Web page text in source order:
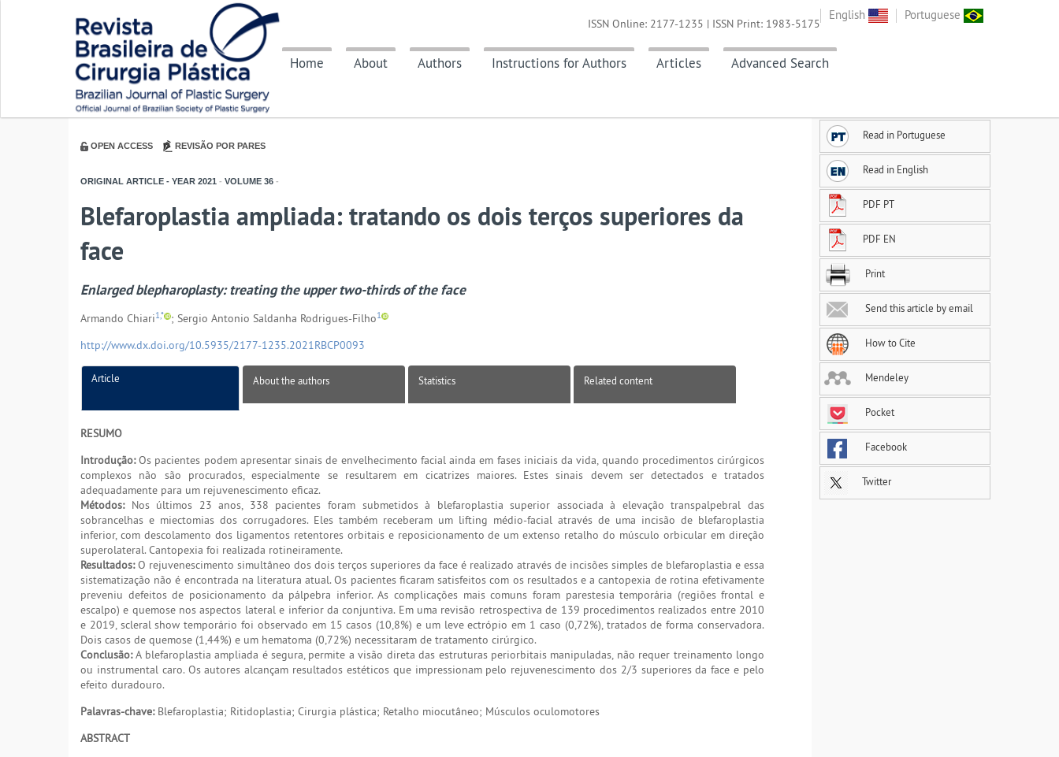
English Portuguese
Home About Authors Instructions for Authors Articles Advanced Search
ISSN Online: 2177-1235 | ISSN Print: 1983-5175
OPEN ACCESS REVISÃO POR PARES
ORIGINAL ARTICLE - YEAR 2021 - VOLUME 36 -
Blefaroplastia ampliada: tratando os dois terços superiores da
face
Enlarged blepharoplasty: treating the upper two-thirds of the face
Armando Chiari1,* ; Sergio Antonio Saldanha Rodrigues-Filho1
http://www.dx.doi.org/10.5935/2177-1235.2021RBCP0093
Article About the authors Statistics Related content
RESUMO
Introdução:Os pacientes podem apresentar sinais de envelhecimento facial ainda em fases iniciais da vida, quando procedimentos cirúrgicos
complexos não são procurados, especialmente se resultarem em cicatrizes maiores. Estes sinais devem ser detectados e tratados
adequadamente para um rejuvenescimento eficaz.
Métodos:Nos últimos 23 anos, 338 pacientes foram submetidos à blefaroplastia superior associada à elevação transpalpebral das
sobrancelhas e miectomias dos corrugadores. Eles também receberam um lifting médio-facial através de uma incisão de blefaroplastia
inferior, com descolamento dos ligamentos retentores orbitais e reposicionamento de um extenso retalho do músculo orbicular em direção
superolateral. Cantopexia foi realizada rotineiramente.
Resultados:O rejuvenescimento simultâneo dos dois terços superiores da face é realizado através de incisões simples de blefaroplastia e essa
sistematização não é encontrada na literatura atual. Os pacientes ficaram satisfeitos com os resultados e a cantopexia de rotina efetivamente
preveniu defeitos de posicionamento da pálpebra inferior. As complicações mais comuns foram parestesia temporária (regiões frontal e
escalpo) e quemose nos aspectos lateral e inferior da conjuntiva. Em uma revisão retrospectiva de 139 procedimentos realizados entre 2010
e 2019, scleral show temporário foi observado em 15 casos (10,8%) e um leve ectrópio em 1 caso (0,72%), tratados de forma conservadora.
Dois casos de quemose (1,44%) e um hematoma (0,72%) necessitaram de tratamento cirúrgico.
Conclusão:A blefaroplastia ampliada é segura, permite a visão direta das estruturas periorbitais manipuladas, não requer treinamento longo
ou instrumental caro. Os autores alcançam resultados estéticos que impressionam pelo rejuvenescimento dos 2/3 superiores da face e pelo
efeito duradouro.
Palavras-chave:Blefaroplastia; Ritidoplastia; Cirurgia plástica; Retalho miocutâneo; Músculos oculomotores
ABSTRACT
Read in Portuguese
Read in English
PDF PT
PDF EN
Print
Send this article by email
How to Cite
Mendeley
Pocket
Facebook
Twitter